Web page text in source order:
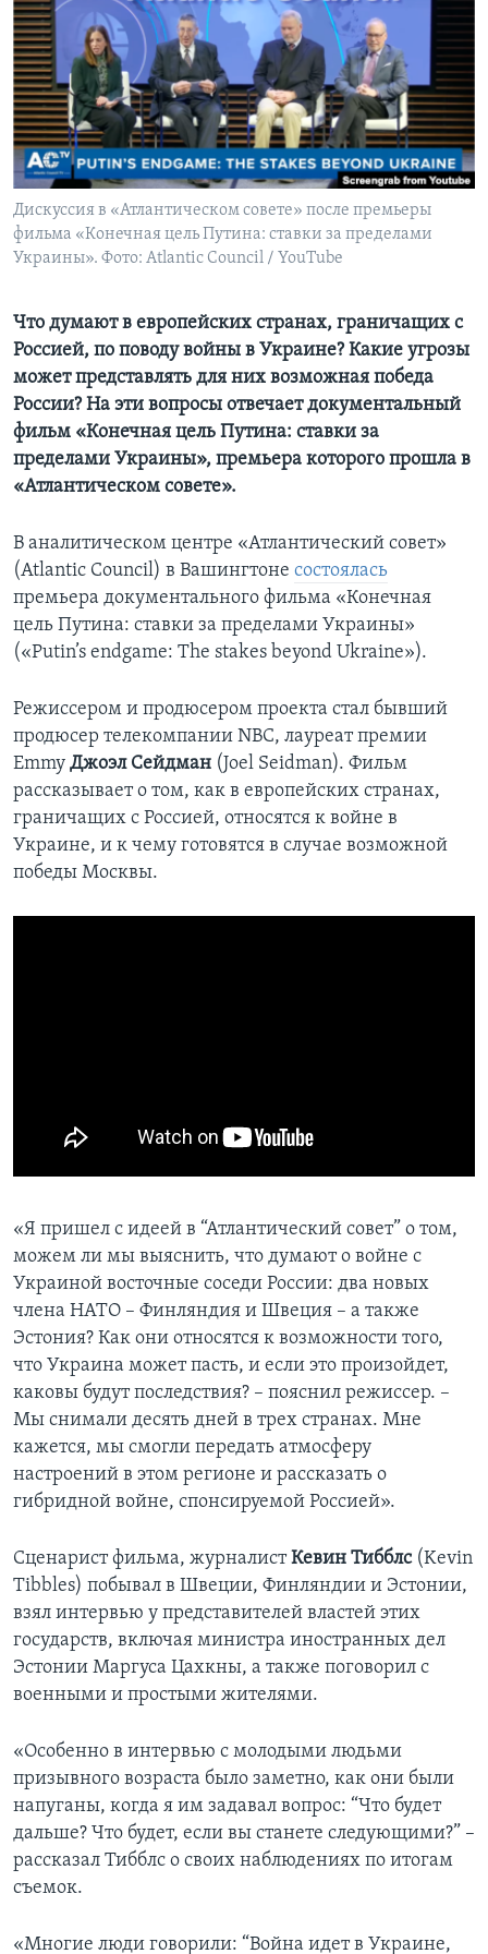
Learning English
СОЦИАЛЬНЫЕ СЕТИ
Дискуссия в «Атлантическом совете» после премьеры
фильма «Конечная цель Путина: ставки за пределами
Украины». Фото: Atlantic Council / YouTube
Что думают в европейских странах, граничащих с
Россией, по поводу войны в Украине? Какие угрозы
может представлять для них возможная победа
России? На эти вопросы отвечает документальный
фильм «Конечная цель Путина: ставки за
пределами Украины», премьера которого прошла в
«Атлантическом совете».
В аналитическом центре «Атлантический совет»
(Atlantic Council) в Вашингтоне состоялась
премьера документального фильма «Конечная
цель Путина: ставки за пределами Украины»
(«Putin’s endgame: The stakes beyond Ukraine»).
Режиссером и продюсером проекта стал бывший
продюсер телекомпании NBC, лауреат премии
Emmy Джоэл Сейдман (Joel Seidman). Фильм
рассказывает о том, как в европейских странах,
граничащих с Россией, относятся к войне в
Украине, и к чему готовятся в случае возможной
победы Москвы.
«Я пришел с идеей в “Атлантический совет” о том,
можем ли мы выяснить, что думают о войне с
Украиной восточные соседи России: два новых
члена НАТО – Финляндия и Швеция – а также
Эстония? Как они относятся к возможности того,
что Украина может пасть, и если это произойдет,
каковы будут последствия? – пояснил режиссер. –
Мы снимали десять дней в трех странах. Мне
кажется, мы смогли передать атмосферу
настроений в этом регионе и рассказать о
гибридной войне, спонсируемой Россией».
Сценарист фильма, журналистКевин Тибблс(Kevin
Tibbles) побывал в Швеции, Финляндии и Эстонии,
взял интервью у представителей властей этих
государств, включая министра иностранных дел
Эстонии Маргуса Цахкны, а также поговорил с
военными и простыми жителями.
«Особенно в интервью с молодыми людьми
призывного возраста было заметно, как они были
напуганы, когда я им задавал вопрос: “Что будет
дальше? Что будет, если вы станете следующими?” –
рассказал Тибблс о своих наблюдениях по итогам
съемок.
«Многие люди говорили: “Война идет в Украине,